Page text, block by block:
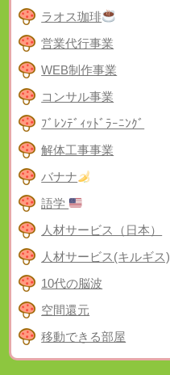
ラオス珈琲
営業代行事業
WEB制作事業
コンサル事業
ﾌﾞﾚﾝﾃﾞｨｯﾄﾞﾗｰﾆﾝｸﾞ
解体工事事業
バナナ
語学
人材サービス（日本）
人材サービス(キルギス)
10代の脳波
空間還元
移動できる部屋